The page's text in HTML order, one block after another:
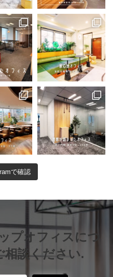
で確認
プオフィスにつ
相談ください.